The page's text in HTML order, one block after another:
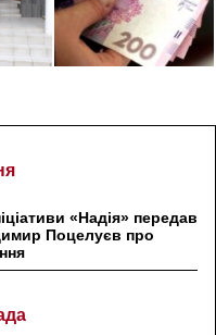
«Надія» передав
Поцелуєв про